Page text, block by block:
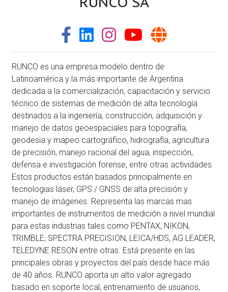
RUNCO es una empresa modelo dentro de
Latinoamérica y la más importante de Argentina
dedicada a la comercialización, capacitación y servicio
técnico de sistemas de medición de alta tecnología
destinados a la ingeniería, construcción, adquisición y
manejo de datos geoespaciales para topografía,
geodesia y mapeo cartográfico, hidrografía, agricultura
de precisión, manejo racional del agua, inspección,
defensa e investigación forense, entre otras actividades.
Estos productos están basados principalmente en
tecnologias láser, GPS / GNSS de alta precisión y
manejo de imágenes. Representa las marcas mas
importantes de instrumentos de medición a nivel mundial
para estas industrias tales como PENTAX, NIKON,
TRIMBLE, SPECTRA PRECISION, LEICA/HDS, AG LEADER,
TELEDYNE RESON entre otras. Está presente en las
principales obras y proyectos del país desde hace más
de 40 años. RUNCO aporta un alto valor agregado
basado en soporte local, entrenamiento de usuarios,